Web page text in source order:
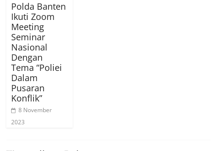
Polda Banten
Ikuti Zoom
Meeting
Seminar
Nasional
Dengan
Tema “Poliei
Dalam
Pusaran
Konflik”
8 November
2023